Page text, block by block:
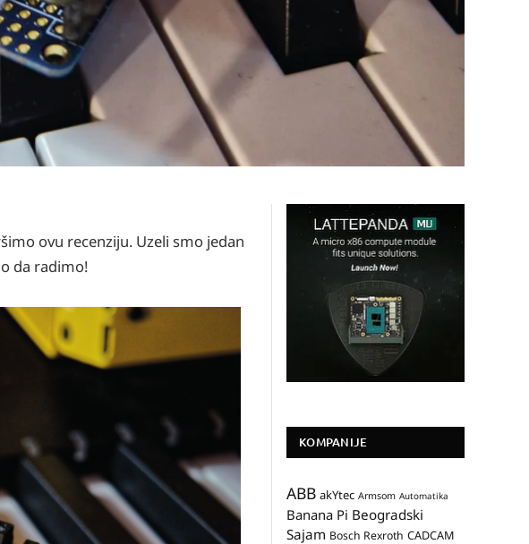
ovu recenziju. Uzeli smo jedan
da radimo!
KOMPANIJE
ABB akYtec Armsom Automatika
Banana Pi Beogradski
Sajam Bosch Rexroth CADCAM